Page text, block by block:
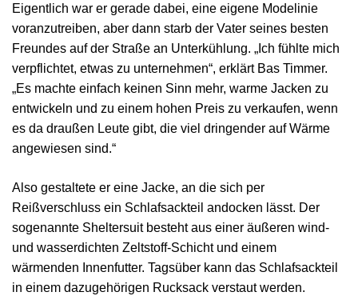
Eigentlich war er gerade dabei, eine eigene Modelinie
voranzutreiben, aber dann starb der Vater seines besten
Freundes auf der Straße an Unterkühlung. „Ich fühlte mich
verpflichtet, etwas zu unternehmen“, erklärt Bas Timmer.
„Es machte einfach keinen Sinn mehr, warme Jacken zu
entwickeln und zu einem hohen Preis zu verkaufen, wenn
es da draußen Leute gibt, die viel dringender auf Wärme
angewiesen sind.“
Also gestaltete er eine Jacke, an die sich per
Reißverschluss ein Schlafsackteil andocken lässt. Der
sogenannte Sheltersuit besteht aus einer äußeren wind-
und wasserdichten Zeltstoff-Schicht und einem
wärmenden Innenfutter. Tagsüber kann das Schlafsackteil
in einem dazugehörigen Rucksack verstaut werden.